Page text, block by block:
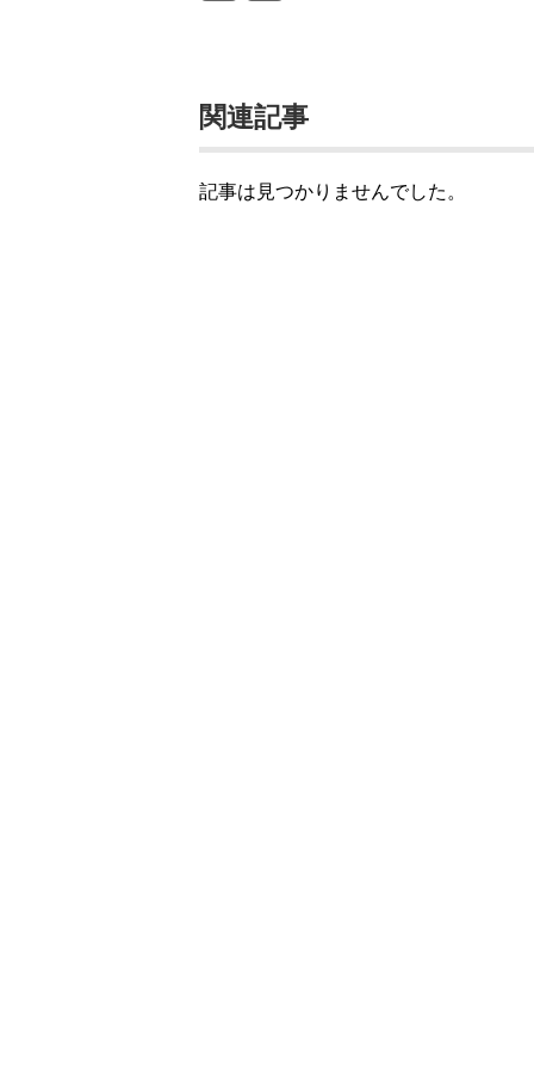
関連記事
記事は見つかりませんでした。